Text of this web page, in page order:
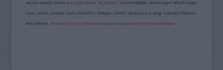
minősülnek, értük a szolgáltatás technikai üzemeltetője semmilyen felelősséget
nem vállal, azokat nem ellenőrzi. Kifogás esetén forduljon a blog szerkesztőjéhez.
Részletek a Felhasználási feltételekben és azadatvédelmi tájékoztatóban